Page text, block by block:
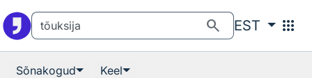
search EST apps
Sõnakogud Keel